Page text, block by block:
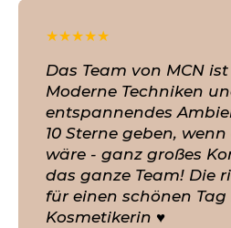
★★★★★
Das Team von MCN
Moderne Techniken
entspannendes
10 Sterne geben,
wäre - ganz großes
das ganze Team! Die
für einen schönen Tag
Kosmetikerin ♥️